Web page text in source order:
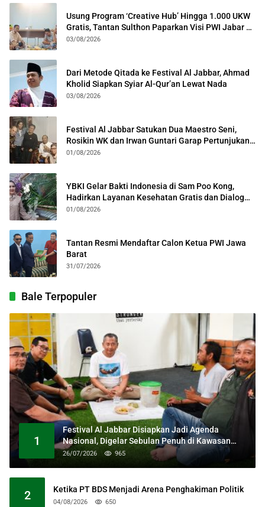
Usung Program ‘Creative Hub’ Hingga 1.000 UKW
Gratis, Tantan Sulthon Paparkan Visi PWI Jabar di
Kota Bogor
03/08/2026
Dari Metode Qitada ke Festival Al Jabbar, Ahmad
Kholid Siapkan Syiar Al-Qur’an Lewat Nada
03/08/2026
Festival Al Jabbar Satukan Dua Maestro Seni,
Rosikin WK dan Irwan Guntari Garap Pertunjukan
Kolosal
01/08/2026
YBKI Gelar Bakti Indonesia di Sam Poo Kong,
Hadirkan Layanan Kesehatan Gratis dan Dialog
Kebangsaan
01/08/2026
Tantan Resmi Mendaftar Calon Ketua PWI Jawa
Barat
31/07/2026
Bale Terpopuler
1
Festival Al Jabbar Disiapkan Jadi Agenda
Nasional, Digelar Sebulan Penuh di Kawasan
Masjid Raya Al Jabbar
26/07/2026 965
2 Ketika PT BDS Menjadi Arena Penghakiman Politik
04/08/2026 650